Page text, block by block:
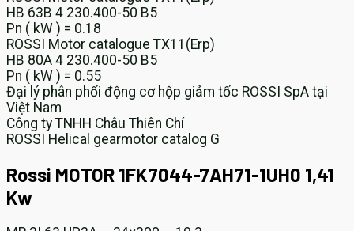
HB 63B 4 230.400-50 B5
Pn ( kW ) = 0.18
ROSSI Motor catalogue TX11(Erp)
HB 80A 4 230.400-50 B5
Pn ( kW ) = 0.55
Đại lý phân phối động cơ hộp giảm tốc ROSSI SpA tại
Việt Nam
Công ty TNHH Châu Thiên Chí
ROSSI Helical gearmotor catalog G
Rossi MOTOR 1FK7044-7AH71-1UH0 1,41
Kw